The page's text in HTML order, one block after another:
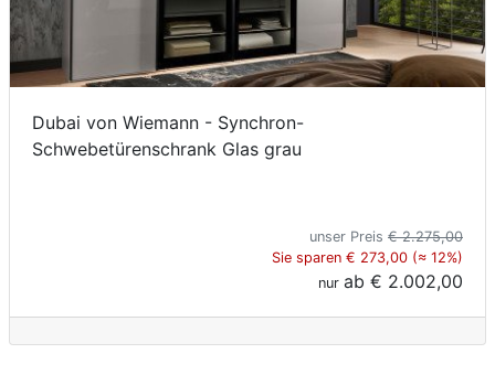
Dubai von Wiemann - Synchron-
Schwebetürenschrank Glas grau
unser Preis € 2.275,00
Sie sparen € 273,00 (≈ 12%)
nur ab € 2.002,00